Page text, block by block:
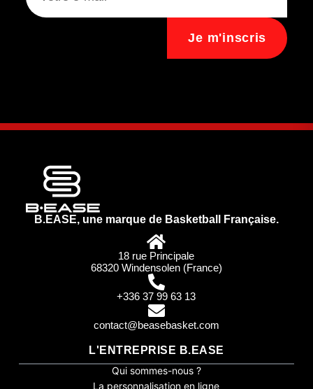
Je m'inscris
B.EASE, une marque de Basketball Française.
18 rue Principale
68320 Windensolen (France)
+336 37 99 63 13
contact@beasebasket.com
L'ENTREPRISE B.EASE
Qui sommes-nous ?
La personnalisation en ligne